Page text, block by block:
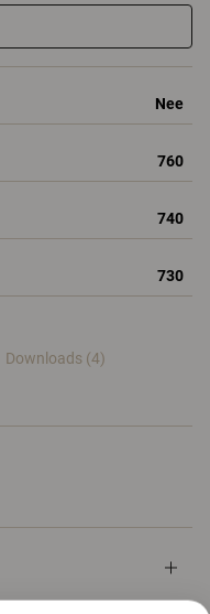
Nee
760
740
730
Downloads (4)